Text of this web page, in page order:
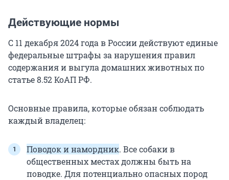
Действующие нормы
С 11 декабря 2024 года в России действуют единые
федеральные штрафы за нарушения правил
содержания и выгула домашних животных по
статье 8.52 КоАП РФ.
Основные правила, которые обязан соблюдать
каждый владелец:
Поводок и намордник. Все собаки в
общественных местах должны быть на
поводке. Для потенциально опасных пород